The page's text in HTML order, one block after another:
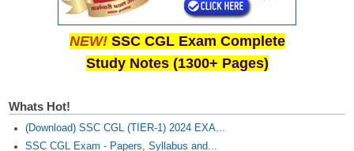
NEW! SSC CGL Exam Complete
Study Notes (1300+ Pages)
Whats Hot!
(Download) SSC CGL (TIER-1) 2024 EXA...
SSC CGL Exam - Papers, Syllabus and...